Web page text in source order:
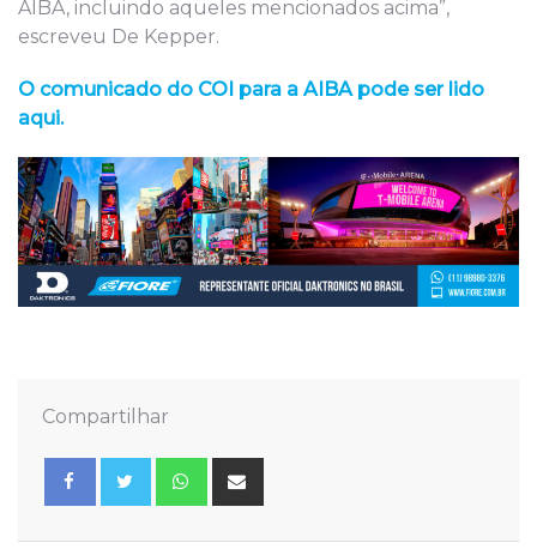
AIBA, incluindo aqueles mencionados acima”,
escreveu De Kepper.
O comunicado do COI para a AIBA pode ser lido
aqui.
Compartilhar
Whatsapp